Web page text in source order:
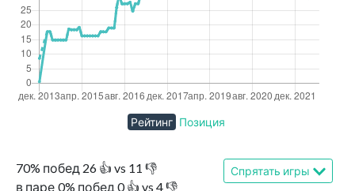
70% побед 26 👍 vs 11 👎
в паре 0% побед 0👍 vs 4👎
Спрятать игры
Рейтинг Позиция